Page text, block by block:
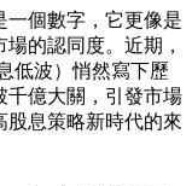
一個數字，它更像是
的認同度。近期，
低波）悄然寫下歷
千億大關，引發市場
股息策略新時代的來